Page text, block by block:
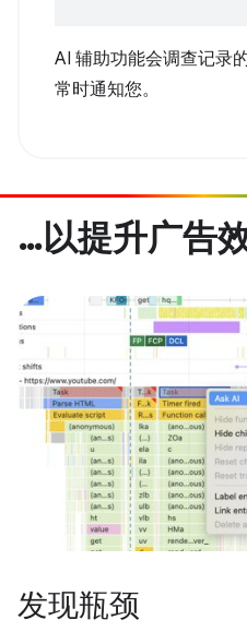
AI 辅助功能会调查记录
常时通知您。
…以提升广告
发现瓶颈